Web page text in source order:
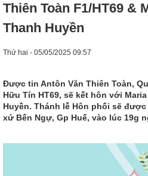
Thiên Toàn F1/HT69 &
Thanh Huyền
Thứ hai - 05/05/2025 09:57
Được tin Antôn Văn Thiên Toàn,
Hữu Tín HT69, sẽ kết hôn với
Huyền. Thánh lễ Hôn phối sẽ
xứ Bến Ngự, Gp Huế, vào lúc 19g